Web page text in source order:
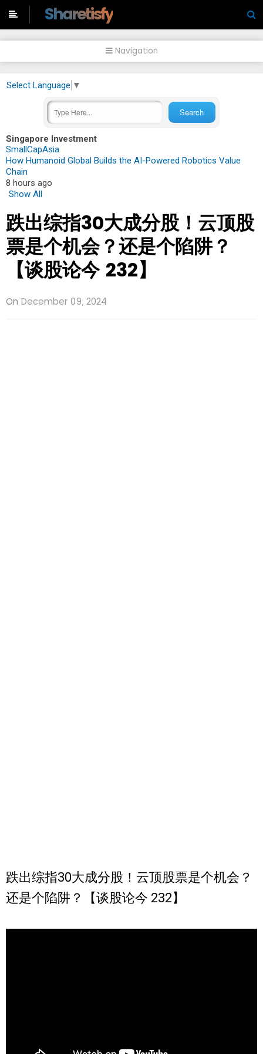
Sharetisfy
Navigation
Select Language ▼
Singapore Investment
SmallCapAsia
How Humanoid Global Builds the AI-Powered Robotics Value
Chain
8 hours ago
Show All
跌出综指30大成分股！云顶股
票是个机会？还是个陷阱？
【谈股论今 232】
On December 09, 2024
跌出综指30大成分股！云顶股票是个机会？
还是个陷阱？【谈股论今 232】